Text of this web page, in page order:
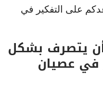
على التفكير في
يتصرف بشكل
في عصيان